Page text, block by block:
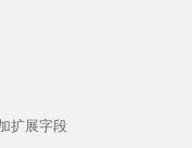
扩展字段